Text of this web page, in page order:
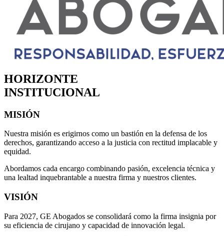
HORIZONTE
INSTITUCIONAL
MISIÓN
Nuestra misión es erigirnos como un bastión en la defensa de los
derechos, garantizando acceso a la justicia con rectitud implacable y
equidad.
Abordamos cada encargo combinando pasión, excelencia técnica y
una lealtad inquebrantable a nuestra firma y nuestros clientes.
VISIÓN
Para 2027, GE Abogados se consolidará como la firma insignia por
su eficiencia de cirujano y capacidad de innovación legal.